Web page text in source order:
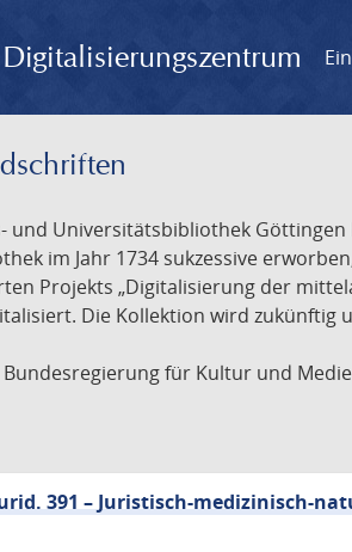
und Universitätsbibliothek
im Jahr 1734 sukzessive
Projekts „Digitalisierung der
Die Kollektion wird
für Kultur und
391 – Juristisch-medizinisch-